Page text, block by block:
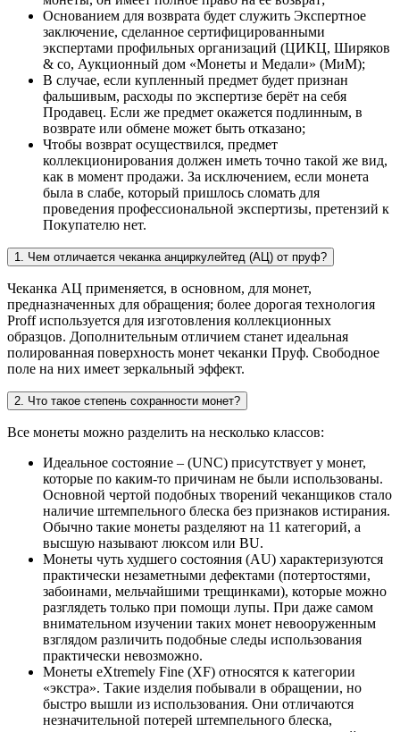
Основанием для возврата будет служить Экспертное
заключение, сделанное сертифицированными
экспертами профильных организаций (ЦИКЦ, Ширяков
& co, Аукционный дом «Монеты и Медали» (МиМ);
В случае, если купленный предмет будет признан
фальшивым, расходы по экспертизе берёт на себя
Продавец. Если же предмет окажется подлинным, в
возврате или обмене может быть отказано;
Чтобы возврат осуществился, предмет
коллекционирования должен иметь точно такой же вид,
как в момент продажи. За исключением, если монета
была в слабе, который пришлось сломать для
проведения профессиональной экспертизы, претензий к
Покупателю нет.
1. Чем отличается чеканка анциркулейтед (АЦ) от пруф?
Чеканка АЦ применяется, в основном, для монет,
предназначенных для обращения; более дорогая технология
Proff используется для изготовления коллекционных
образцов. Дополнительным отличием станет идеальная
полированная поверхность монет чеканки Пруф. Свободное
поле на них имеет зеркальный эффект.
2. Что такое степень сохранности монет?
Все монеты можно разделить на несколько классов:
Идеальное состояние – (UNC) присутствует у монет,
которые по каким-то причинам не были использованы.
Основной чертой подобных творений чеканщиков стало
наличие штемпельного блеска без признаков истирания.
Обычно такие монеты разделяют на 11 категорий, а
высшую называют люксом или BU.
Монеты чуть худшего состояния (AU) характеризуются
практически незаметными дефектами (потертостями,
забоинами, мельчайшими трещинками), которые можно
разглядеть только при помощи лупы. При даже самом
внимательном изучении таких монет невооруженным
взглядом различить подобные следы использования
практически невозможно.
Монеты eXtremely Fine (XF) относятся к категории
«экстра». Такие изделия побывали в обращении, но
быстро вышли из использования. Они отличаются
незначительной потерей штемпельного блеска,